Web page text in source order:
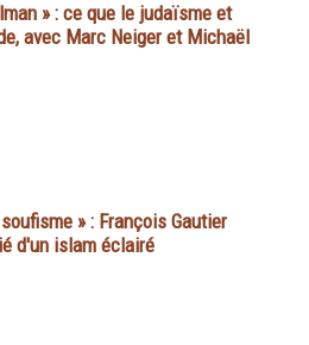
» : ce que le judaïsme et
avec Marc Neiger et Michaël
» : François Gautier
d'un islam éclairé